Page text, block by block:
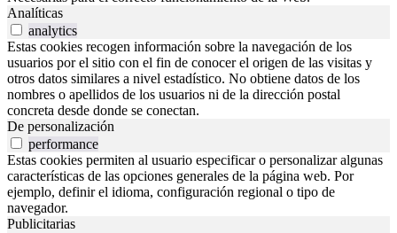
Analíticas
analytics
Estas cookies recogen información sobre la navegación de los
usuarios por el sitio con el fin de conocer el origen de las visitas y
otros datos similares a nivel estadístico. No obtiene datos de los
nombres o apellidos de los usuarios ni de la dirección postal
concreta desde donde se conectan.
De personalización
performance
Estas cookies permiten al usuario especificar o personalizar algunas
características de las opciones generales de la página web. Por
ejemplo, definir el idioma, configuración regional o tipo de
navegador.
Publicitarias